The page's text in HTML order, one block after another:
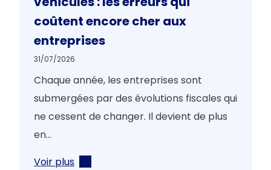
coûtent encore cher aux
entreprises
31/07/2026
Chaque année, les entreprises sont
submergées par des évolutions fiscales qui
ne cessent de changer. Il devient de plus
en...
Voir plus